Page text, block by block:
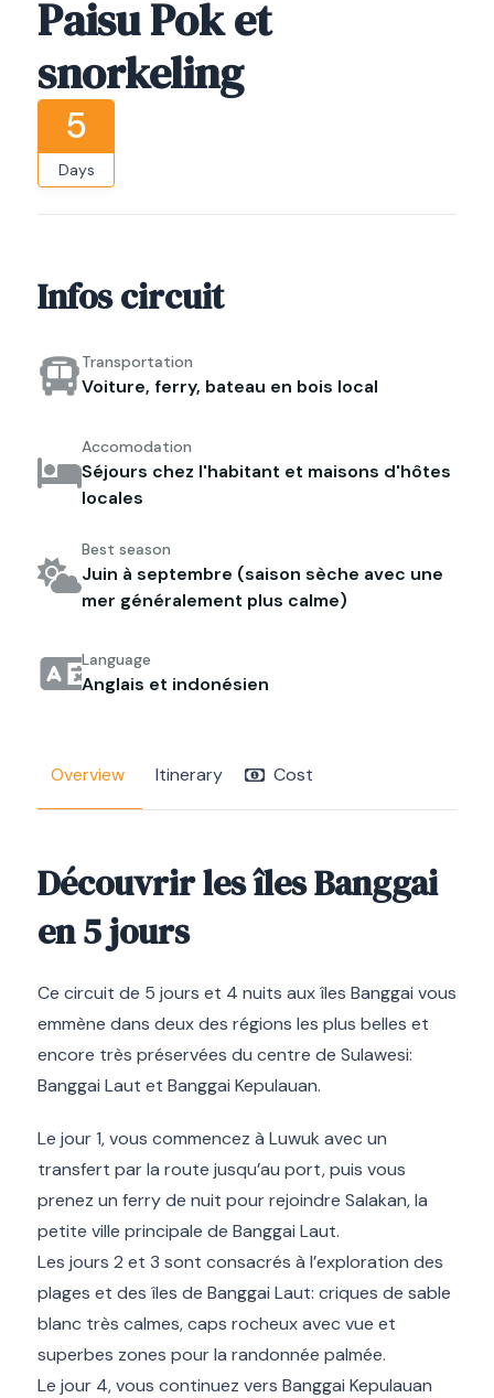
Paisu Pok et
snorkeling
5
Days
Infos circuit
Transportation
Voiture, ferry, bateau en bois local
Accomodation
Séjours chez l'habitant et maisons d'hôtes
locales
Best season
Juin à septembre (saison sèche avec une
mer généralement plus calme)
Language
Anglais et indonésien
Overview Itinerary Cost
Découvrir les îles Banggai
en 5 jours
Ce circuit de 5 jours et 4 nuits aux îles Banggai vous
emmène dans deux des régions les plus belles et
encore très préservées du centre de Sulawesi:
Banggai Laut et Banggai Kepulauan.
Le jour 1, vous commencez à Luwuk avec un
transfert par la route jusqu’au port, puis vous
prenez un ferry de nuit pour rejoindre Salakan, la
petite ville principale de Banggai Laut.
Les jours 2 et 3 sont consacrés à l’exploration des
plages et des îles de Banggai Laut: criques de sable
blanc très calmes, caps rocheux avec vue et
superbes zones pour la randonnée palmée.
Le jour 4, vous continuez vers Banggai Kepulauan